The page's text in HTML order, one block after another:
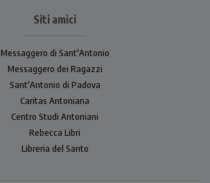
Siti amici
Messaggero di Sant'Antonio
Messaggero dei Ragazzi
Sant'Antonio di Padova
Caritas Antoniana
Centro Studi Antoniani
Rebecca Libri
Libreria del Santo